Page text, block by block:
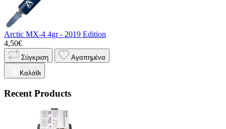
Arctic MX-4 4gr - 2019 Edition
4,50€
Σύγκριση Αγαπημένα
Καλάθι
Recent Products